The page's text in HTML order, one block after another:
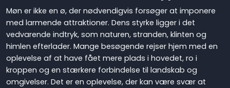
Møn er ikke en ø, der nødvendigvis forsøger at imponere
med larmende attraktioner. Dens styrke ligger i det
vedvarende indtryk, som naturen, stranden, klinten og
himlen efterlader. Mange besøgende rejser hjem med en
oplevelse af at have fået mere plads i hovedet, ro i
kroppen og en stærkere forbindelse til landskab og
omgivelser. Det er en oplevelse, der kan være svær at